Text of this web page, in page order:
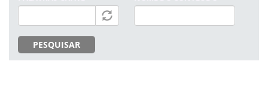
PESQUISAR